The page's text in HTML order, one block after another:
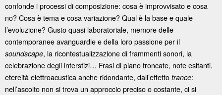
confonde i processi di composizione: cosa è improvvisato e cosa
no? Cosa è tema e cosa variazione? Qual è la base e quale
l’evoluzione? Gusto quasi laboratoriale, memore delle
contemporanee avanguardie e della loro passione per il
soundscape, la ricontestualizzazione di frammenti sonori, la
celebrazione degli interstizi… Frasi di piano troncate, note esitanti,
etereità elettroacustica anche ridondante, dall’effetto trance:
nell’ascolto non si trova un approccio preciso o costante, ci si